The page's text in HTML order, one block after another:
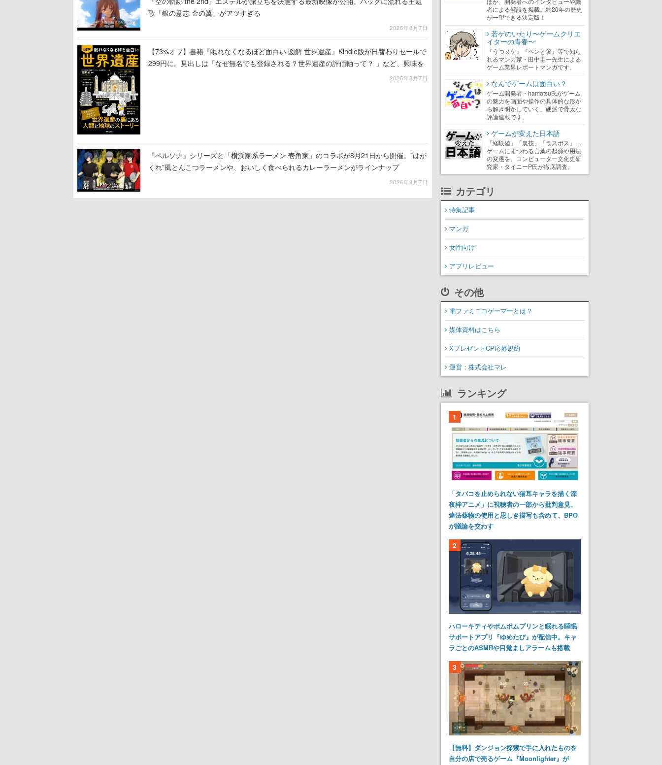
歌「銀の意志 金の翼」がアツすぎる
2026年8月7日
【73%オフ】書籍『眠れなくなるほど面白い 図解 世界遺産』Kindle版が日替わりセールで
299円に。見出しは「なぜ無名でも登録される？世界遺産の評価軸って？ 」など、興味を
2026年8月7日
『ペルソナ』シリーズと「横浜家系ラーメン 壱角家」のコラボが8月21日から開催。”はが
くれ”風とんこつラーメンや、おいしく食べられるカレーラーメンがラインナップ
2026年8月7日
者による解説を掲載。約20年の歴史
が一望できる決定版！
若ゲのいたり〜ゲームクリエ
イターの青春〜
『うつヌケ』『ペンと箸』等で知ら
れるマンガ家・田中圭一先生による
ゲーム業界レポートマンガです。
なんでゲームは面白い？
ゲーム開発者・hamatsu氏がゲーム
の魅力を画面や操作の具体的な形か
ら解き明かしていく、硬派で骨太な
評論連載です。
ゲームが変えた日本語
「経験値」「裏技」「ラスボス」…
ゲームにまつわる言葉の起源や用法
の変遷を、コンピューター文化史研
究家・タイニーP氏が徹底調査。
カテゴリ
特集記事
マンガ
女性向け
アプリレビュー
その他
電ファミニコゲーマーとは？
媒体資料はこちら
XプレゼントCP応募規約
運営：株式会社マレ
ランキング
1
「タバコを止められない猫耳キャラを描く深
夜枠アニメ」に視聴者の一部から批判意見。
違法薬物の使用と思しき描写も含めて、BPO
が議論を交わす
2
ハローキティやポムポムプリンと眠れる睡眠
サポートアプリ『ゆめたび』が配信中。キャ
ラごとのASMRや目覚ましアラームも搭載
3
【無料】ダンジョン探索で手に入れたものを
自分の店で売るゲーム『Moonlighter』が